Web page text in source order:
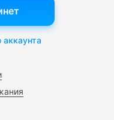
аккаунта